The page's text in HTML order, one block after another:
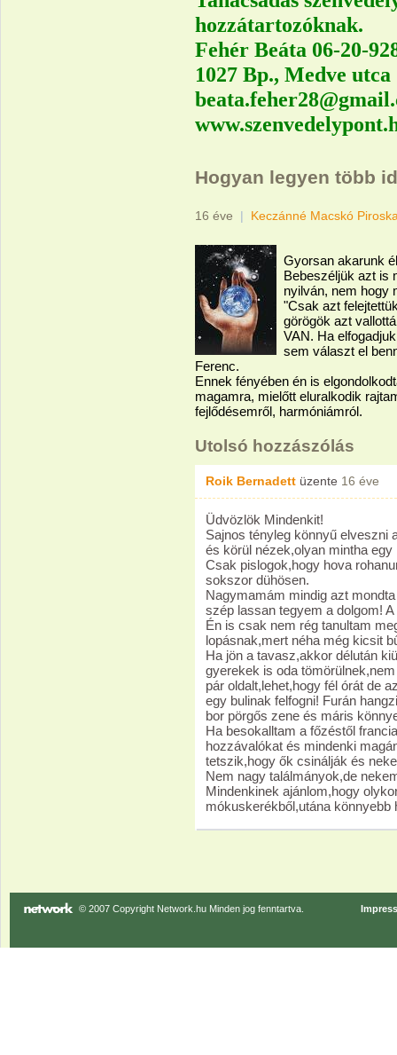
hozzátartozóknak.
Fehér Beáta 06-20-
1027 Bp., Medve utca
Hogyan legyen több
16 éve | Keczánné Macskó
Gyorsan akarunk
Bebeszéljük azt is
nyilván, nem
"Csak azt
görögök azt
VAN. Ha
sem választ el
Ferenc.
Ennek fényében én is
magamra, mielőtt eluralkodik
fejlődésemről, harmóniámról.
Utolsó hozzászólás
Roik Bernadett üzente 16 éve
Üdvözlök Mindenkit!
Sajnos tényleg könnyű elveszni
és körül nézek,olyan mintha
Csak pislogok,hogy hova
sokszor dühösen.
Nagymamám mindig azt
szép lassan tegyem a dolgom!
Én is csak nem rég tanultam
lopásnak,mert néha még kicsit
Ha jön a tavasz,akkor délután
gyerekek is oda
pár oldalt,lehet,hogy fél órát de
egy bulinak felfogni! Furán
bor pörgős zene és máris
Ha besokalltam a főzéstől
hozzávalókat és mindenki
tetszik,hogy ők csinálják és
Nem nagy találmányok,de
Mindenkinek ajánlom,hogy
mókuskerékből,utána könnyebb
© 2007 Copyright Network.hu Minden jog fenntartva.